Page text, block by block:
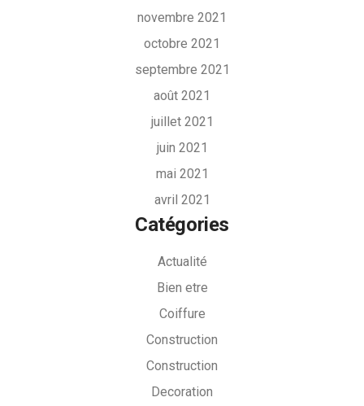
novembre 2021
octobre 2021
septembre 2021
août 2021
juillet 2021
juin 2021
mai 2021
avril 2021
Catégories
Actualité
Bien etre
Coiffure
Construction
Construction
Decoration